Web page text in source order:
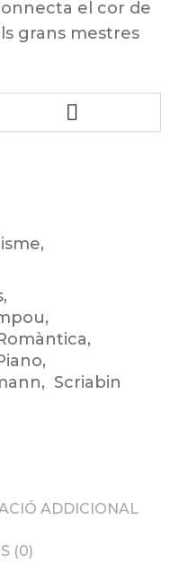
el cor de
grans mestres
,
,
,
,
,
, Scriabin
ADDICIONAL
(0)